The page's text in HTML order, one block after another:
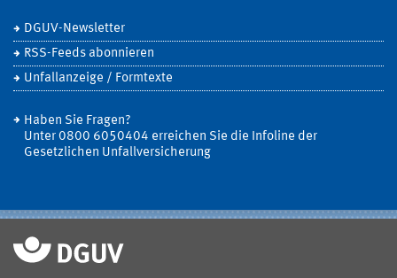
DGUV-Newsletter
RSS-Feeds abonnieren
Unfallanzeige / Formtexte
Haben Sie Fragen?
Unter 0800 6050404 erreichen Sie die Infoline der
Gesetzlichen Unfallversicherung